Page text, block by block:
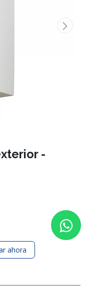
-
ahora